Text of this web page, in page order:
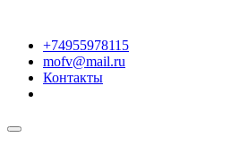
+74955978115
mofv@mail.ru
Контакты